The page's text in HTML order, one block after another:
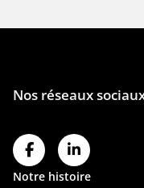
Notre histoire